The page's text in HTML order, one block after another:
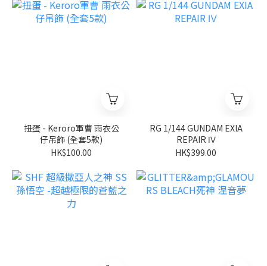
扭蛋 - Keroro軍曹 雨衣公
仔吊飾 (全套5款)
HK$100.00
RG 1/144 GUNDAM EXIA
REPAIR Ⅳ
HK$399.00